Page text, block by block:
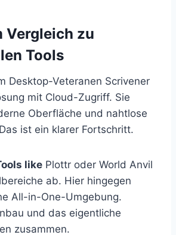
Vergleich zu
Tools
Desktop-Veteranen Scrivener
mit Cloud-Zugriff. Sie
Oberfläche und nahtlose
ist ein klarer Fortschritt.
like Plottr oder World Anvil
ab. Hier hingegen
All-in-One-Umgebung.
und das eigentliche
zusammen.